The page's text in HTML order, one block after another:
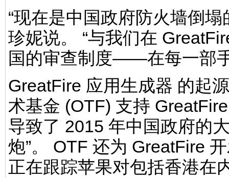
“现在是中国政府防火墙倒
珍妮说。 “与我们在
国的审查制度——在每一部
GreatFire 应用生成器 的起
术基金 (OTF) 支持
导致了 2015 年中国政府的
炮”。 OTF 还为 GreatFire
正在跟踪苹果对包括香港在